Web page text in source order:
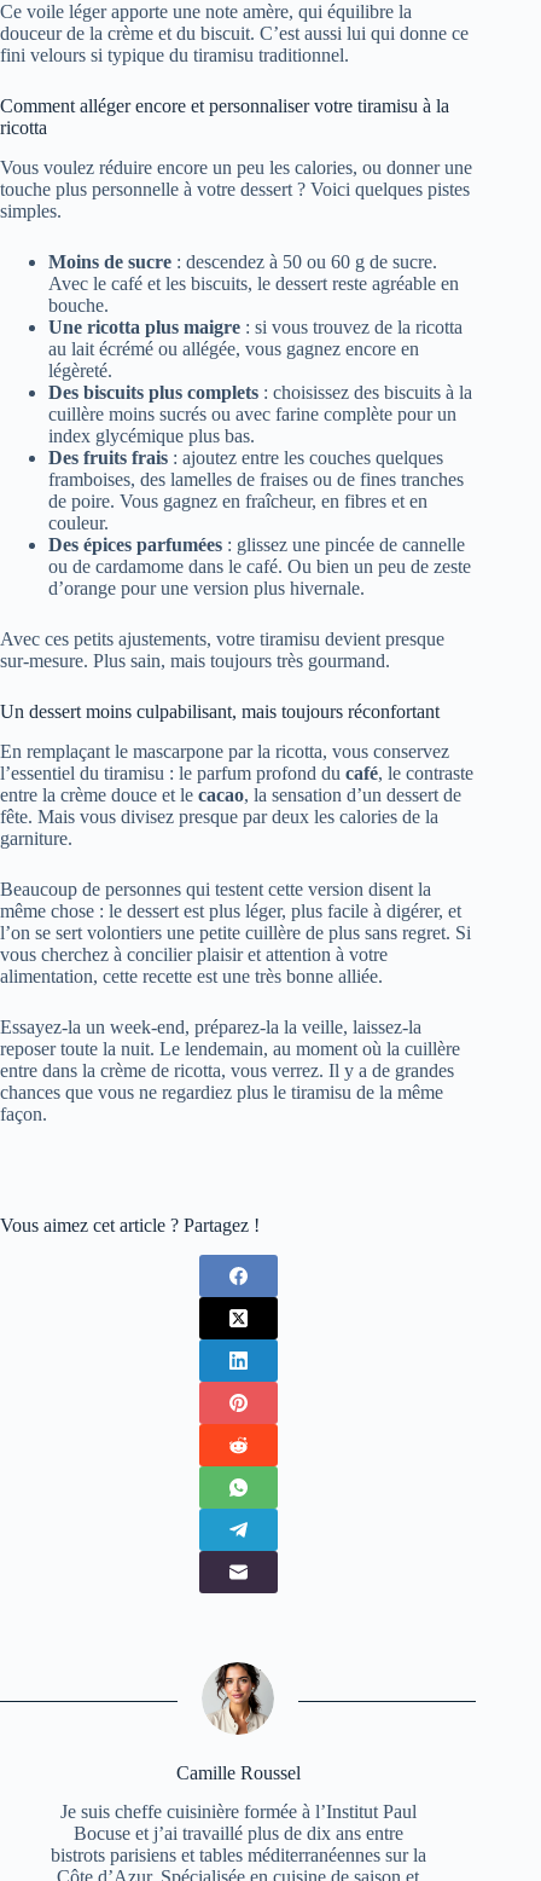
Ce voile léger apporte une note amère, qui équilibre la
douceur de la crème et du biscuit. C’est aussi lui qui donne ce
fini velours si typique du tiramisu traditionnel.
Comment alléger encore et personnaliser votre tiramisu à la
ricotta
Vous voulez réduire encore un peu les calories, ou donner une
touche plus personnelle à votre dessert ? Voici quelques pistes
simples.
Moins de sucre : descendez à 50 ou 60 g de sucre.
Avec le café et les biscuits, le dessert reste agréable en
bouche.
Une ricotta plus maigre : si vous trouvez de la ricotta
au lait écrémé ou allégée, vous gagnez encore en
légèreté.
Des biscuits plus complets : choisissez des biscuits à la
cuillère moins sucrés ou avec farine complète pour un
index glycémique plus bas.
Des fruits frais : ajoutez entre les couches quelques
framboises, des lamelles de fraises ou de fines tranches
de poire. Vous gagnez en fraîcheur, en fibres et en
couleur.
Des épices parfumées : glissez une pincée de cannelle
ou de cardamome dans le café. Ou bien un peu de zeste
d’orange pour une version plus hivernale.
Avec ces petits ajustements, votre tiramisu devient presque
sur-mesure. Plus sain, mais toujours très gourmand.
Un dessert moins culpabilisant, mais toujours réconfortant
En remplaçant le mascarpone par la ricotta, vous conservez
l’essentiel du tiramisu : le parfum profond du café, le contraste
entre la crème douce et le cacao, la sensation d’un dessert de
fête. Mais vous divisez presque par deux les calories de la
garniture.
Beaucoup de personnes qui testent cette version disent la
même chose : le dessert est plus léger, plus facile à digérer, et
l’on se sert volontiers une petite cuillère de plus sans regret. Si
vous cherchez à concilier plaisir et attention à votre
alimentation, cette recette est une très bonne alliée.
Essayez-la un week-end, préparez-la la veille, laissez-la
reposer toute la nuit. Le lendemain, au moment où la cuillère
entre dans la crème de ricotta, vous verrez. Il y a de grandes
chances que vous ne regardiez plus le tiramisu de la même
façon.
Vous aimez cet article ? Partagez !
Camille Roussel
Je suis cheffe cuisinière formée à l’Institut Paul
Bocuse et j’ai travaillé plus de dix ans entre
bistrots parisiens et tables méditerranéennes sur la